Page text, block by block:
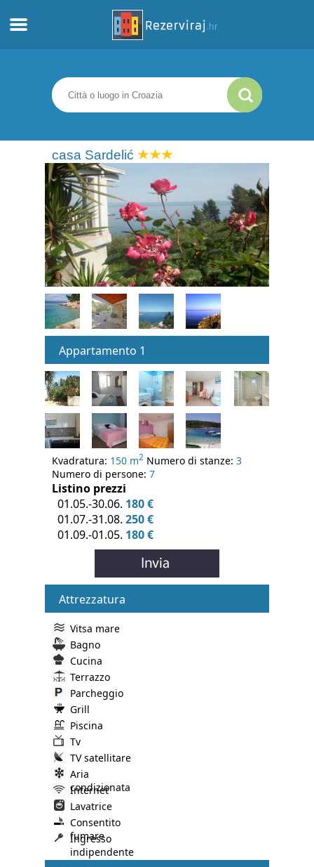
Appartamenti
Informazioni turistiche
Spiagge
webcams
Incontra Croazia
casa Sardelić
Appartamento 1
Kvadratura: 150 m2 Numero di stanze: 3
Numero di persone: 7
Listino prezzi
01.05.-30.06. 180 €
01.07.-31.08. 250 €
01.09.-01.05. 180 €
Attrezzatura
Vitsa mare
Bagno
Cucina
Terrazzo
Parcheggio
Grill
Piscina
Tv
TV satellitare
Aria
condizionata
Internet
Lavatrice
Consentito
fumare
Ingresso
indipendente